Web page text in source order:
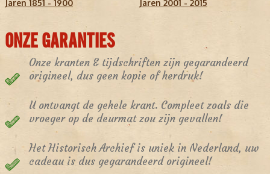
Jaren 1851 - 1900
Jaren 2001 - 2015
ONZE GARANTIES
Onze kranten & tijdschriften zijn gegarandeerd
origineel, dus geen kopie of herdruk!
U ontvangt de gehele krant. Compleet zoals die
vroeger op de deurmat zou zijn gevallen!
Het Historisch Archief is uniek in Nederland, uw
cadeau is dus gegarandeerd origineel!